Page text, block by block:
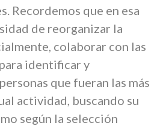
Recordemos que en esa
de reorganizar la
colaborar con las
identificar y
que fueran las más
actividad, buscando su
según la selección